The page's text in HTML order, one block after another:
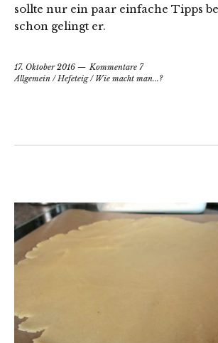
sollte nur ein paar einfache Tipps
schon gelingt er.
17. Oktober 2016
Kommentare 7
Allgemein /Hefeteig/ Wie macht man...?